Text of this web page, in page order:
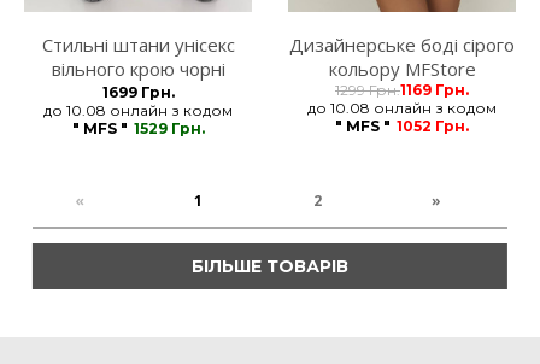
Стильні штани унісекс
вільного крою чорні
MFStore
1699 Грн.
до 10.08 онлайн з кодом
" MFS " 1529 Грн.
Дизайнерське боді сірого
кольору MFStore
1299 Грн.1169 Грн.
до 10.08 онлайн з кодом
" MFS " 1052 Грн.
БІЛЬШЕ ТОВАРІВ
« 1 2 »